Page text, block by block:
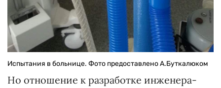
Испытания в больнице. Фото предоставлено А.Буткалюком
Но отношение к разработке инженера-